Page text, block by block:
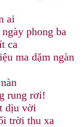
ai
phong ba
ca
ma dặm ngàn
rung rơi!
dịu vời
trời thu xa